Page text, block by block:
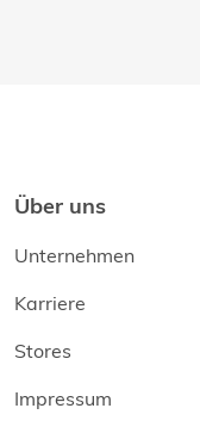
Über uns
Unternehmen
Karriere
Stores
Impressum